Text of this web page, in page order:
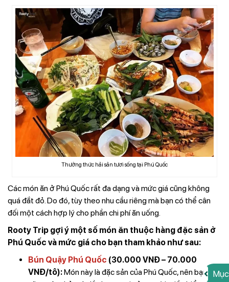
Thưởng thức hải sản tươi sống tại Phú Quốc
Các món ăn ở Phú Quốc rất đa dạng và mức giá cũng không
quá đắt đỏ. Do đó, tùy theo nhu cầu riêng mà bạn có thể cân
đối một cách hợp lý cho phần chi phí ăn uống.
Rooty Trip gợi ý một số món ăn thuộc hàng đặc sản ở
Phú Quốc và mức giá cho bạn tham khảo như sau:
Bún Quậy Phú Quốc (30.000 VNĐ – 70.000
VNĐ/tô):Món này là đặc sản của Phú Quốc, nên bạn
Mục